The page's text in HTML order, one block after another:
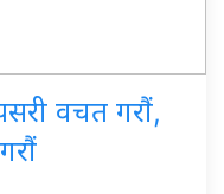
वचत गराैं,